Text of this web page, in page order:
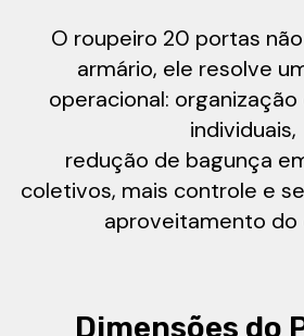
O roupeiro 20 portas
armário, ele resolve
operacional:
individuais,
redução de bagunça
coletivos, mais controle e
aproveitamento do
Dimensões do